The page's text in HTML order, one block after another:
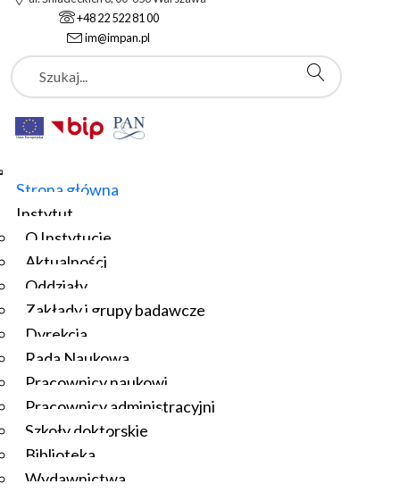
+48 22 522 81 00
im@impan.pl
Szukaj
Strona główna
Instytut
O Instytucie
Aktualności
Oddziały
Zakłady i grupy badawcze
Dyrekcja
Rada Naukowa
Pracownicy naukowi
Pracownicy administracyjni
Szkoły doktorskie
Biblioteka
Wydawnictwa